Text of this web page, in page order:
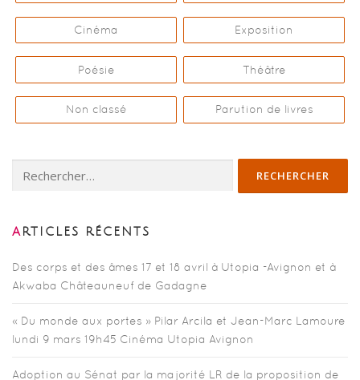
Cinéma Exposition
Poésie Théâtre
Non classé Parution de livres
ARTICLES RÉCENTS
Des corps et des âmes 17 et 18 avril à Utopia -Avignon et à
Akwaba Châteauneuf de Gadagne
« Du monde aux portes » Pilar Arcila et Jean-Marc Lamoure
lundi 9 mars 19h45 Cinéma Utopia Avignon
Adoption au Sénat par la majorité LR de la proposition de